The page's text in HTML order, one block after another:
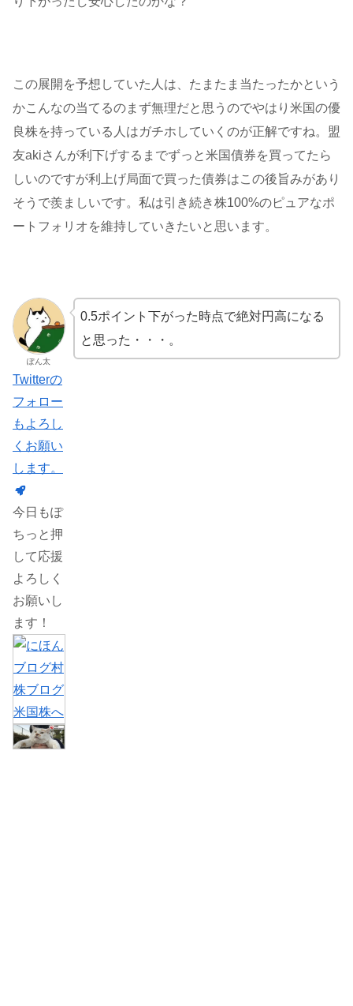
この展開を予想していた人は、たまたま当たったかという
かこんなの当てるのまず無理だと思うのでやはり米国の優
良株を持っている人はガチホしていくのが正解ですね。盟
友akiさんが利下げするまでずっと米国債券を買ってたら
しいのですが利上げ局面で買った債券はこの後旨みがあり
そうで羨ましいです。私は引き続き株100%のピュアなポ
ートフォリオを維持していきたいと思います。
ぽん太
Twitterの
フォロー
もよろし
くお願い
します。
今日もぽ
ちっと押
して応援
よろしく
お願いし
ます！
0.5ポイント下がった時点で絶対円高になる
と思った・・・。